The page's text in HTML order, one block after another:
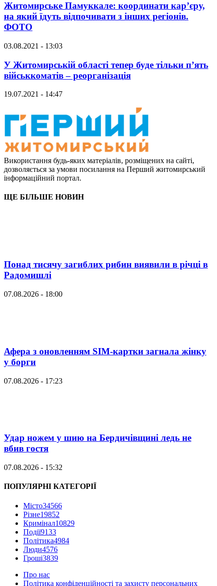
Житомирське Памуккале: координати кар’єру,
на який їдуть відпочивати з інших регіонів.
ФОТО
03.08.2021 - 13:03
У Житомирській області тепер буде тільки п’ять
військкоматів – реорганізація
19.07.2021 - 14:47
Використання будь-яких матеріалів, розміщених на сайті,
дозволяється за умови посилання на Перший житомирський
інформаційний портал.
ЩЕ БІЛЬШЕ НОВИН
Понад тисячу загиблих рибин виявили в річці в
Радомишлі
07.08.2026 - 18:00
Афера з оновленням SIM-картки загнала жінку
у борги
07.08.2026 - 17:23
Удар ножем у шию на Бердичівщині ледь не
вбив гостя
07.08.2026 - 15:32
ПОПУЛЯРНІ КАТЕГОРІЇ
Місто34566
Різне19852
Кримінал10829
Події9133
Політика4984
Люди4576
Гроші3839
Про нас
Політика конфіденційності та захисту персональних